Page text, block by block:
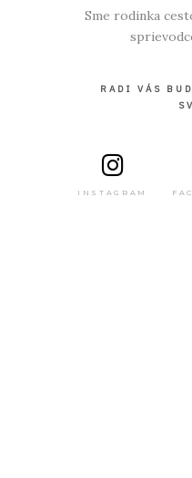
Sme rodinka
RADI VÁS
INSTAGRAM